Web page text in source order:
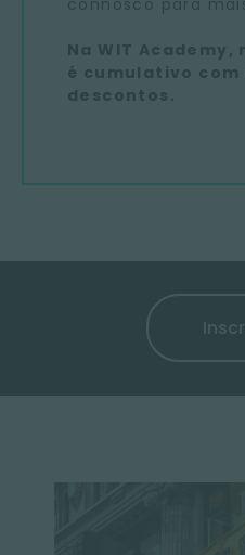
connosco para
Na WIT
é cumulativo
descontos.